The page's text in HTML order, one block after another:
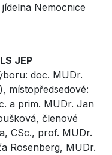
Nemocnice
JEP
doc. MUDr.
místopředsedové:
a prim. MUDr. Jan
členové
CSc., prof. MUDr.
Rosenberg, MUDr.